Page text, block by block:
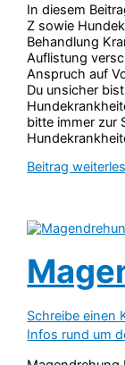
In diesem
Z sowie
Behandlung
Auflistung
Anspruch auf
Du unsicher
bitte immer zur
&
Symptome
Beitrag
Schreibe einen
Infos rund um